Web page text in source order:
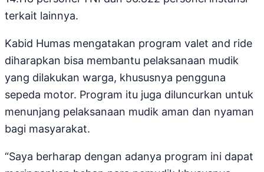
terkait lainnya.
Kabid Humas mengatakan program valet and ride
diharapkan bisa membantu pelaksanaan mudik
yang dilakukan warga, khususnya pengguna
sepeda motor. Program itu juga diluncurkan untuk
menunjang pelaksanaan mudik aman dan nyaman
bagi masyarakat.
“Saya berharap dengan adanya program ini dapat